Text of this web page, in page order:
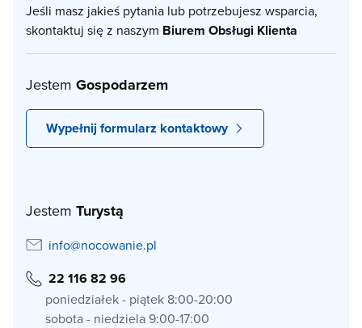
Jeśli masz jakieś pytania lub potrzebujesz wsparcia,
skontaktuj się z naszym Biurem Obsługi Klienta
Jestem Gospodarzem
Wypełnij formularz kontaktowy
Jestem Turystą
info@nocowanie.pl
22 116 82 96
poniedziałek - piątek 8:00-20:00
sobota - niedziela 9:00-17:00